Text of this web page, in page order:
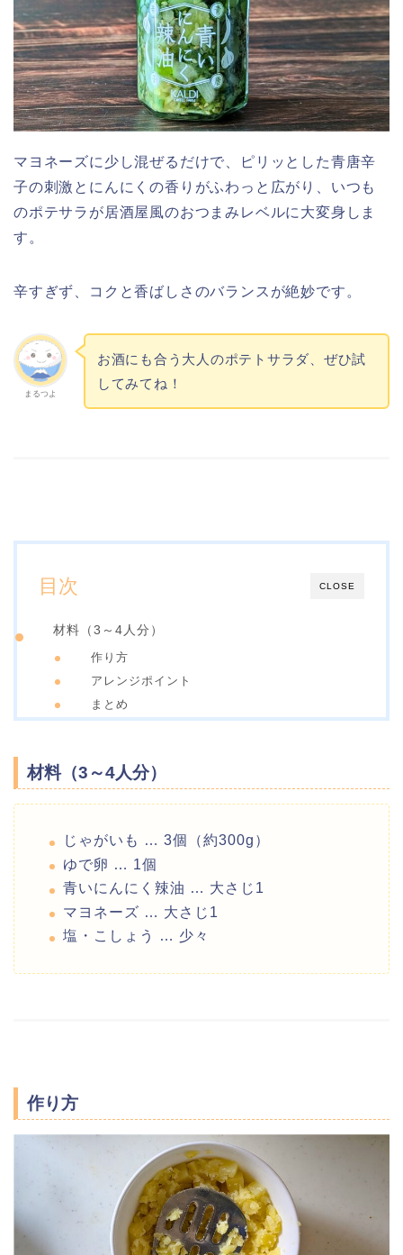
マヨネーズに少し混ぜるだけで、ピリッとした青唐辛
子の刺激とにんにくの香りがふわっと広がり、いつも
のポテサラが居酒屋風のおつまみレベルに大変身しま
す。
辛すぎず、コクと香ばしさのバランスが絶妙です。
まるつよ
お酒にも合う大人のポテトサラダ、ぜひ試
してみてね！
CLOSE
目次
材料（3～4人分）
作り方
アレンジポイント
まとめ
材料（3～4人分）
じゃがいも … 3個（約300g）
ゆで卵 … 1個
青いにんにく辣油 … 大さじ1
マヨネーズ … 大さじ1
塩・こしょう … 少々
作り方